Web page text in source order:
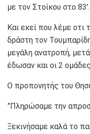
με τον Στοίκου στο 83′.
Και εκεί που λέμε οτι
δράστη τον
μεγάλη ανατροπή,
έδωσαν και οι 2
Ο προπονητής του
”Πληρώσαμε την
Ξεκινήσαμε καλά το